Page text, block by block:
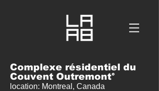
Complexe résidentiel du
Couvent Outremont°
location: Montreal, Canada